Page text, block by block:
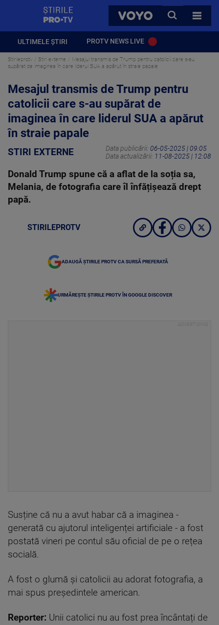
VOYO
CAUTA
TOATE
ULTIMELE ȘTIRI PROTV NEWS LIVE
Stirileprotv Stiri externe
Mesajul transmis de Trump pentru catolicii care s-au
supărat de imaginea în care liderul SUA a apărut în straie papale
Mesajul transmis de Trump pentru
catolicii care s-au supărat de
imaginea în care liderul SUA a apărut
în straie papale
STIRI EXTERNE Data publicării: 06-05-2025 | 09:05
Data actualizării: 11-08-2025 | 12:08
Donald Trump spune că a aflat de la soția sa,
Melania, de fotografia care îl înfățișează drept
papă.
STIRILEPROTV
ADAUGĂ ȘTIRILE PROTV CA SURSĂ PREFERATĂ
URMĂREȘTE ȘTIRILE PROTV ÎN GOOGLE DISCOVER
Susține că nu a avut habar că a imaginea -
generată cu ajutorul inteligenței artificiale - a fost
postată vineri pe contul său oficial de pe o rețea
socială.
A fost o glumă și catolicii au adorat fotografia, a
mai spus președintele american.
Reporter: Unii catolici nu au fost prea încântați de